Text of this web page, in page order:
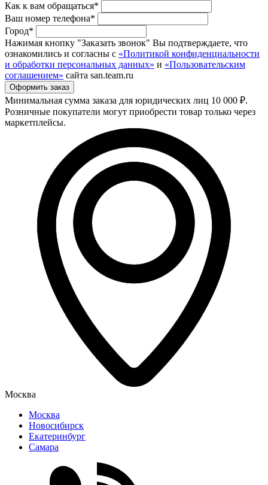
Как к вам обращаться*
Ваш номер телефона*
Город*
Нажимая кнопку "Заказать звонок" Вы подтверждаете, что
ознакомились и согласны с «Политикой конфиденциальности
и обработки персональных данных» и «Пользовательским
соглашением» сайта san.team.ru
Минимальная сумма заказа для юридических лиц 10 000 ₽.
Розничные покупатели могут приобрести товар только через
маркетплейсы.
Москва
Москва
Новосибирск
Екатеринбург
Самара